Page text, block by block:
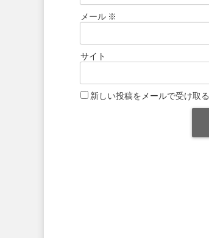
メール ※
サイト
新しい投稿をメールで受け取る